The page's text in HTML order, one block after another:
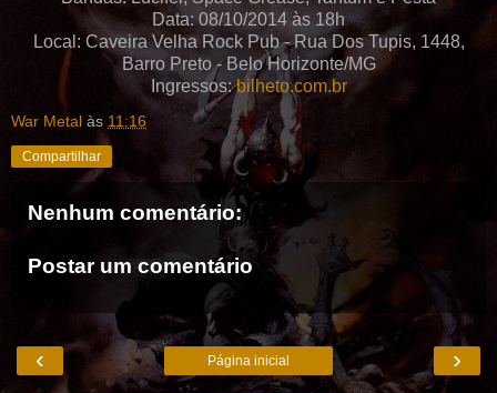
Data: 08/10/2014 às 18h
Local: Caveira Velha Rock Pub - Rua Dos Tupis, 1448,
Barro Preto - Belo Horizonte/MG
Ingressos:bilheto.com.br
War Metal às 11:16
Compartilhar
Nenhum comentário:
Postar um comentário
‹ ›
Página inicial